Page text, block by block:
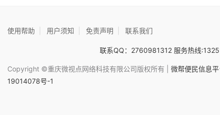
使用帮助 用户须知 免责声明 联系我们
联系QQ：2760981312 服务热线
Copyright ©重庆微视点网络科技有限公司版权所有 |
微帮便民信息
19014078号-1